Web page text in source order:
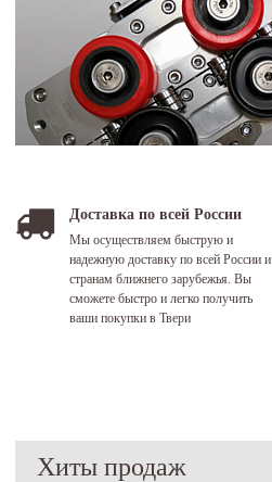
Доставка по всей России
Мы осуществляем быструю и
надежную доставку по всей России и
странам ближнего зарубежья. Вы
сможете быстро и легко получить
ваши покупки в Твери
Хиты продаж